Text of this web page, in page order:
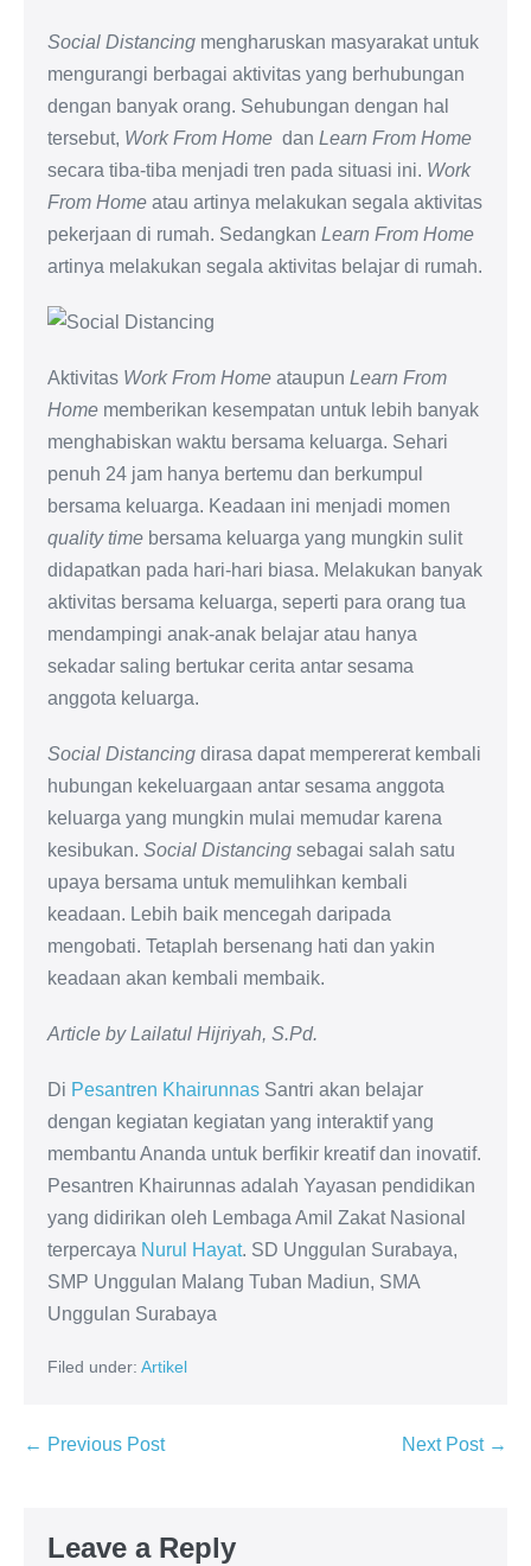
Social Distancing mengharuskan masyarakat untuk
mengurangi berbagai aktivitas yang berhubungan
dengan banyak orang. Sehubungan dengan hal
tersebut, Work From Home dan Learn From Home
secara tiba-tiba menjadi tren pada situasi ini. Work
From Home atau artinya melakukan segala aktivitas
pekerjaan di rumah. Sedangkan Learn From Home
artinya melakukan segala aktivitas belajar di rumah.
Aktivitas Work From Home ataupun Learn From
Home memberikan kesempatan untuk lebih banyak
menghabiskan waktu bersama keluarga. Sehari
penuh 24 jam hanya bertemu dan berkumpul
bersama keluarga. Keadaan ini menjadi momen
quality time bersama keluarga yang mungkin sulit
didapatkan pada hari-hari biasa. Melakukan banyak
aktivitas bersama keluarga, seperti para orang tua
mendampingi anak-anak belajar atau hanya
sekadar saling bertukar cerita antar sesama
anggota keluarga.
Social Distancing dirasa dapat mempererat kembali
hubungan kekeluargaan antar sesama anggota
keluarga yang mungkin mulai memudar karena
kesibukan. Social Distancing sebagai salah satu
upaya bersama untuk memulihkan kembali
keadaan. Lebih baik mencegah daripada
mengobati. Tetaplah bersenang hati dan yakin
keadaan akan kembali membaik.
Article by Lailatul Hijriyah, S.Pd.
Di Pesantren Khairunnas Santri akan belajar
dengan kegiatan kegiatan yang interaktif yang
membantu Ananda untuk berfikir kreatif dan inovatif.
Pesantren Khairunnas adalah Yayasan pendidikan
yang didirikan oleh Lembaga Amil Zakat Nasional
terpercaya Nurul Hayat. SD Unggulan Surabaya,
SMP Unggulan Malang Tuban Madiun, SMA
Unggulan Surabaya
Filed under: Artikel
← Previous Post Next Post →
Leave a Reply